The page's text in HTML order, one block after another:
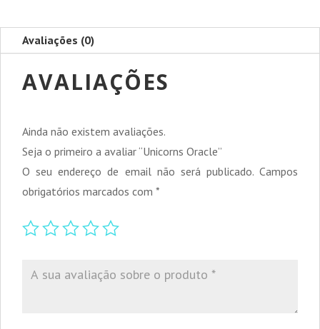
Avaliações (0)
AVALIAÇÕES
Ainda não existem avaliações.
Seja o primeiro a avaliar “Unicorns Oracle”
O seu endereço de email não será publicado. Campos
obrigatórios marcados com *